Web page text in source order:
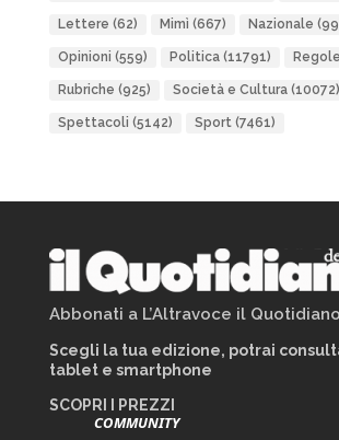
Lettere (62) Mimì (667) Nazionale
Opinioni (559) Politica(11791)
Rubriche (925) Società e Cultura(10072)
Spettacoli (5142) Sport(7461)
Abbonati a L’Altravoce il Quotidiano
Scegli la tua edizione, potrai
tablet e smartphone
SCOPRI I PREZZI
COMMUNITY